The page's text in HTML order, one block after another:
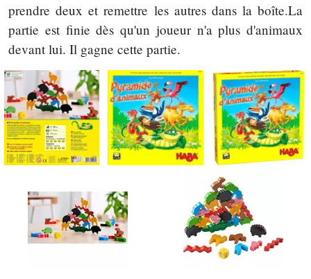
prendre deux et remettre les autres dans la boîte.La
partie est finie dès qu'un joueur n'a plus d'animaux
devant lui. Il gagne cette partie.